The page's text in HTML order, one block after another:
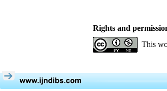
Rights and
This